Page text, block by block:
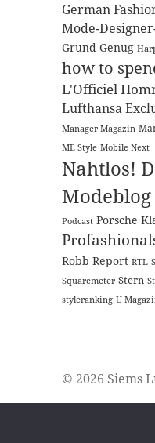
German
Mode-
Grund Genug
how to
L'Officiel
Lufthansa
Manager Magazin
ME Style Mobile Next
Nahtlos!
Podcast Porsche
Robb Report RTL
Squaremeter Stern
styleranking U
© 2026 Siems